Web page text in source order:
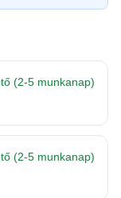
(2-5 munkanap)
(2-5 munkanap)